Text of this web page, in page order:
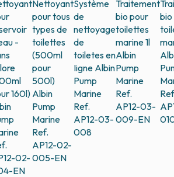
-
160l)
02-
EN
Nettoyant
pour tous
types de
toilettes
(500ml
pour
500l)
Albin
Pump
Marine
Ref.
AP12-02-
005-EN
Système
de
nettoyage
de
toiletes en
Iigne Albin
Pump
Marine
Ref.
AP12-03-
008
Traitement
bio pour
toilettes
marine 1l
Albin
Pump
Marine
Ref.
AP12-03-
009-EN